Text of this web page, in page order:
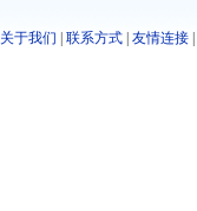
关于我们 联系方式 友情连接